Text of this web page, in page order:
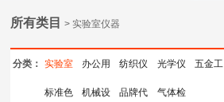
所有类目> 实验室仪器
分类： 实验室
仪器
办公用
品
纺织仪
器
光学仪
器
五金工
标准色 机械设 品牌代 气体检